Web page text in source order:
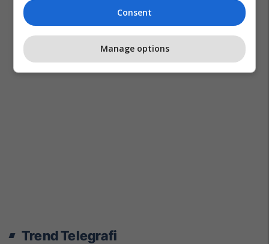
Trend Telegrafi
Consent
Manage options